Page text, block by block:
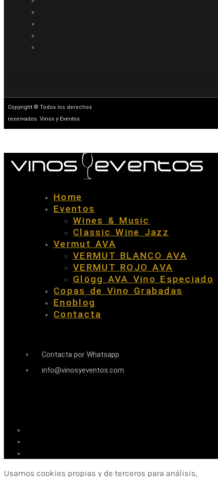
Copyright © Todos los derechos
reservados. Vinos y Eventos
Home
Eventos
Wines & Music
Classic Wine Jazz
Vermut AVA
VERMUT BLANCO AVA
VERMUT ROJO AVA
Glögg AVA Vino Especiado
Copas de Vino Grabadas
Enoblog
Contacta
Contacta por Whatsapp
info@vinosyeventos.com
Usamos cookies propias y de terceros para análisis,